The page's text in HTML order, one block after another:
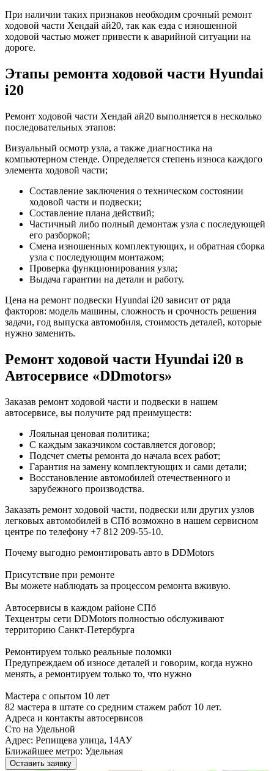
При наличии таких признаков необходим срочный ремонт
ходовой части Хендай ай20, так как езда с изношенной
ходовой частью может привести к аварийной ситуации на
дороге.
Этапы ремонта ходовой части Hyundai
i20
Ремонт ходовой части Хендай ай20 выполняется в несколько
последовательных этапов:
Визуальный осмотр узла, а также диагностика на
компьютерном стенде. Определяется степень износа каждого
элемента ходовой части;
Составление заключения о техническом состоянии
ходовой части и подвески;
Составление плана действий;
Частичный либо полный демонтаж узла с последующей
его разборкой;
Смена изношенных комплектующих, и обратная сборка
узла с последующим монтажом;
Проверка функционирования узла;
Выдача гарантии на детали и работу.
Цена на ремонт подвески Hyundai i20 зависит от ряда
факторов: модель машины, сложность и срочность решения
задачи, год выпуска автомобиля, стоимость деталей, которые
нужно заменить.
Ремонт ходовой части Hyundai i20 в
Автосервисе «DDmotors»
Заказав ремонт ходовой части и подвески в нашем
автосервисе, вы получите ряд преимуществ:
Лояльная ценовая политика;
С каждым заказчиком составляется договор;
Подсчет сметы ремонта до начала всех работ;
Гарантия на замену комплектующих и сами детали;
Восстановление автомобилей отечественного и
зарубежного производства.
Заказать ремонт ходовой части, подвески или других узлов
легковых автомобилей в СПб возможно в нашем сервисном
центре по телефону +7 812 209-55-10.
Почему выгодно ремонтировать авто в DDMotors
Присутствие при ремонте
Вы можете наблюдать за процессом ремонта вживую.
Автосервисы в каждом районе СПб
Техцентры сети DDMotors полностью обслуживают
территорию Санкт-Петербурга
Ремонтируем только реальные поломки
Предупреждаем об износе деталей и говорим, когда нужно
менять, а ремонтируем только то, что нужно
Мастера с опытом 10 лет
82 мастера в штате со средним стажем работ 10 лет.
Адреса и контакты автосервисов
Сто на Удельной
Адрес: Репищева улица, 14АУ
Ближайшее метро: Удельная
Оставить заявку